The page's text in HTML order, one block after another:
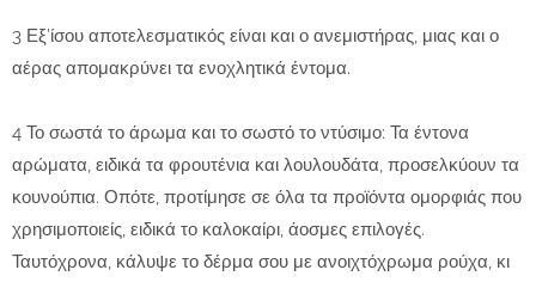
3 Εξ’ίσου αποτελεσματικός είναι και ο ανεμιστήρας, μιας και ο
αέρας απομακρύνει τα ενοχλητικά έντομα.
4 Το σωστά το άρωμα και το σωστό το ντύσιμο: Τα έντονα
αρώματα, ειδικά τα φρουτένια και λουλουδάτα, προσελκύουν τα
κουνούπια. Οπότε, προτίμησε σε όλα τα προϊόντα ομορφιάς που
χρησιμοποιείς, ειδικά το καλοκαίρι, άοσμες επιλογές.
Ταυτόχρονα, κάλυψε το δέρμα σου με ανοιχτόχρωμα ρούχα, κι